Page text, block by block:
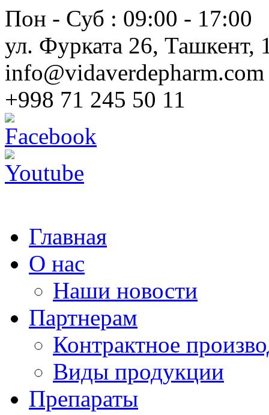
Пон - Суб : 09:00 - 17:00
ул. Фурката 26, Ташкент,
info@vidaverdepharm.com
+998 71 245 50 11
Главная
О нас
Наши новости
Партнерам
Контрактное
Виды продукции
Препараты